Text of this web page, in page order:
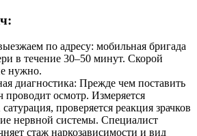
по адресу: мобильная бригада
в течение 30–50 минут. Скорой
нужно.
диагностика: Прежде чем поставить
проводит осмотр. Измеряется
проверяется реакция зрачков
нервной системы. Специалист
стаж наркозависимости и вид